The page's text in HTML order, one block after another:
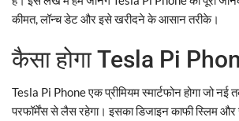
कीमत, लॉन्च डेट और इसे खरीदने के आसान तरीके।
कैसा होगा Tesla Pi
Tesla Pi Phone एक प्रीमियम स्मार्टफोन होगा जो
परफॉर्मेंस से लैस रहेगा। इसका डिजाइन काफी स्लिम और